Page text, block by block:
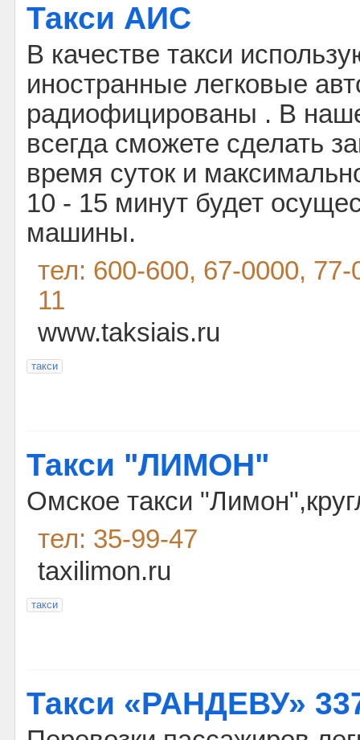
Такси АИС
В качестве такси
иностранные легковые
радиофицированы . В
всегда сможете сделать
время суток и
10 - 15 минут будет
машины.
тел: 600-600, 67-0000,
11
www.taksiais.ru
такси
Такси "ЛИМОН"
Омское такси
тел: 35-99-47
taxilimon.ru
такси
Такси «РАНДЕВУ»